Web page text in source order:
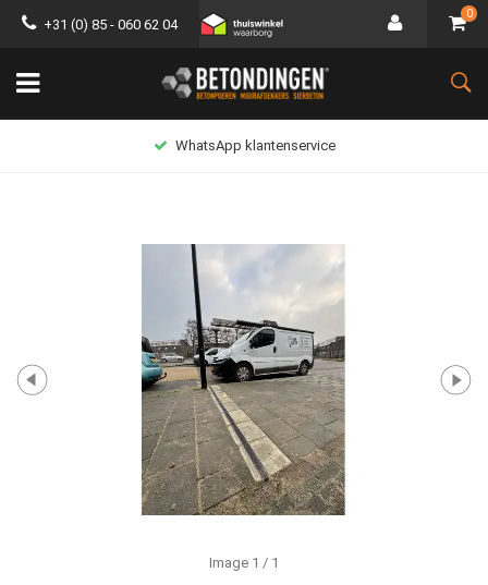
+31 (0) 85 - 060 62 04
0
WhatsApp klantenservice
Image 1 / 1